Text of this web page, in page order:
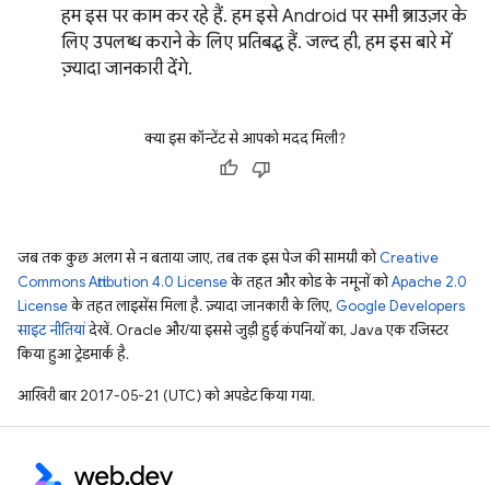
हम इस पर काम कर रहे हैं. हम इसे Android पर सभी ब्राउज़र के
लिए उपलब्ध कराने के लिए प्रतिबद्ध हैं. जल्द ही, हम इस बारे में
ज़्यादा जानकारी देंगे.
क्या इस कॉन्टेंट से आपको मदद मिली?
जब तक कुछ अलग से न बताया जाए, तब तक इस पेज की सामग्री कोCreative
Commons Attribution 4.0 Licenseके तहत और कोड के नमूनों कोApache 2.0
Licenseके तहत लाइसेंस मिला है. ज़्यादा जानकारी के लिए, Google Developers
साइट नीतियांदेखें. Oracle और/या इससे जुड़ी हुई कंपनियों का, Java एक रजिस्टर
किया हुआ ट्रेडमार्क है.
आखिरी बार 2017-05-21 (UTC) को अपडेट किया गया.